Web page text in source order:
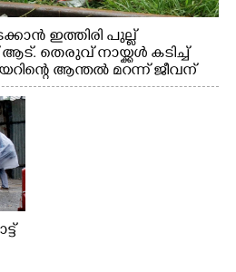
ഇത്തിരി പുല്ല്
തെരുവ് നായ്ക്കൾ കടിച്ച്
ആന്തൽ മറന്ന് ജീവന്
വാത്തുരുത്തിയിൽ